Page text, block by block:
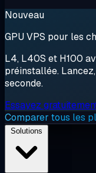
Nouveau
GPU VPS pour les
L4, L40S et H100
préinstallée.
seconde.
Essayez
Comparer tous les